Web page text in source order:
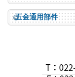
五金通用部件